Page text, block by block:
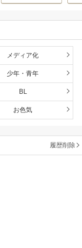
メディア化
少年・青年
BL
お色気
履歴削除